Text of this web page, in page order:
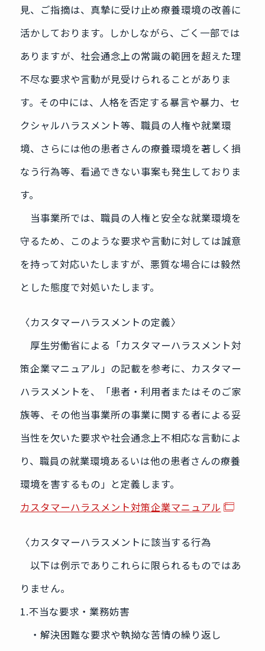
見、ご指摘は、真摯に受け止め療養環境の改善に
活かしております。しかしながら、ごく一部では
ありますが、社会通念上の常識の範囲を超えた理
不尽な要求や言動が見受けられることがありま
す。その中には、人格を否定する暴言や暴力、セ
クシャルハラスメント等、職員の人権や就業環
境、さらには他の患者さんの療養環境を著しく損
なう行為等、看過できない事案も発生しておりま
す。
当事業所では、職員の人権と安全な就業環境を
守るため、このような要求や言動に対しては誠意
を持って対応いたしますが、悪質な場合には毅然
とした態度で対処いたします。
〈カスタマーハラスメントの定義〉
厚生労働省による「カスタマーハラスメント対
策企業マニュアル」の記載を参考に、カスタマー
ハラスメントを、「患者・利用者またはそのご家
族等、その他当事業所の事業に関する者による妥
当性を欠いた要求や社会通念上不相応な言動によ
り、職員の就業環境あるいは他の患者さんの療養
環境を害するもの」と定義します。
カスタマーハラスメント対策企業マニュアル
〈カスタマーハラスメントに該当する行為
以下は例示でありこれらに限られるものではあ
りません。
1.不当な要求・業務妨害
・解決困難な要求や執拗な苦情の繰り返し